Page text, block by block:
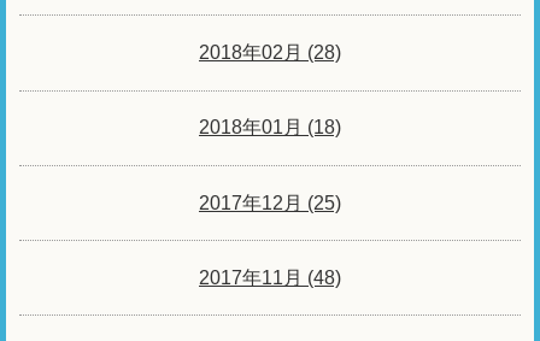
2018年02月 (28)
2018年01月 (18)
2017年12月 (25)
2017年11月 (48)